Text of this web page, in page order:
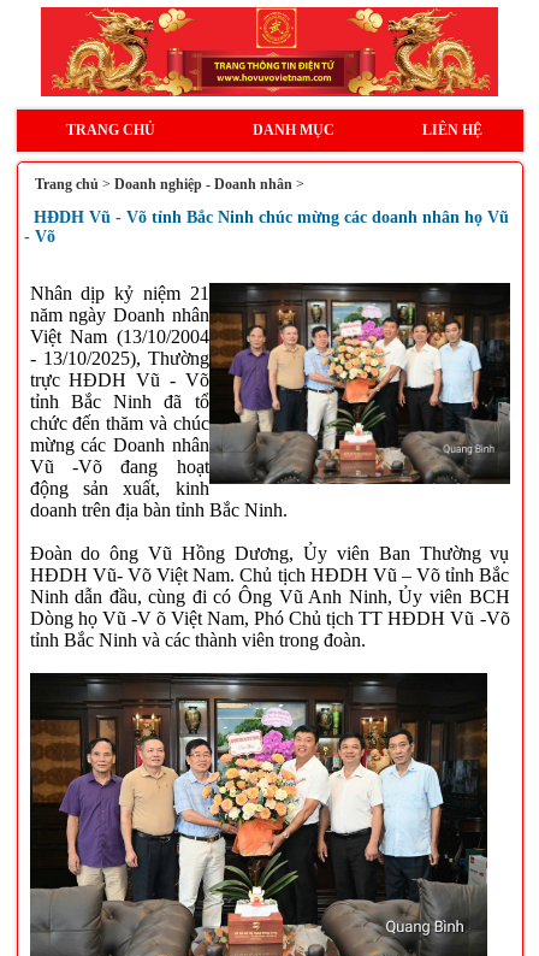
TRANG CHỦ DANH MỤC LIÊN HỆ
Trang chủ > Doanh nghiệp - Doanh nhân>
HĐDH Vũ - Võ tỉnh Bắc Ninh chúc mừng các doanh nhân họ Vũ
- Võ
Nhân dịp kỷ niệm 21
năm ngày Doanh nhân
Việt Nam (13/10/2004
- 13/10/2025), Thường
trực HĐDH Vũ - Võ
tỉnh Bắc Ninh đã tổ
chức đến thăm và chúc
mừng các Doanh nhân
Vũ -Võ đang hoạt
động sản xuất, kinh
doanh trên địa bàn tỉnh Bắc Ninh.
Đoàn do ông Vũ Hồng Dương, Ủy viên Ban Thường vụ
HĐDH Vũ- Võ Việt Nam. Chủ tịch HĐDH Vũ – Võ tỉnh Bắc
Ninh dẫn đầu, cùng đi có Ông Vũ Anh Ninh, Ủy viên BCH
Dòng họ Vũ -V õ Việt Nam, Phó Chủ tịch TT HĐDH Vũ -Võ
tỉnh Bắc Ninh và các thành viên trong đoàn.